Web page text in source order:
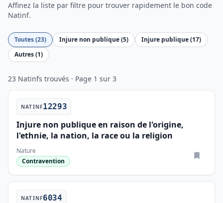
Affinez la liste par filtre pour trouver rapidement le bon code
Natinf.
Toutes (23) Injure non publique (5)
Injure publique (17)
Autres (1)
23 Natinfs trouvés · Page 1 sur 3
NATINF12293
Injure non publique en raison de l'origine,
l'ethnie, la nation, la race ou la religion
Nature
Contravention
NATINF6034